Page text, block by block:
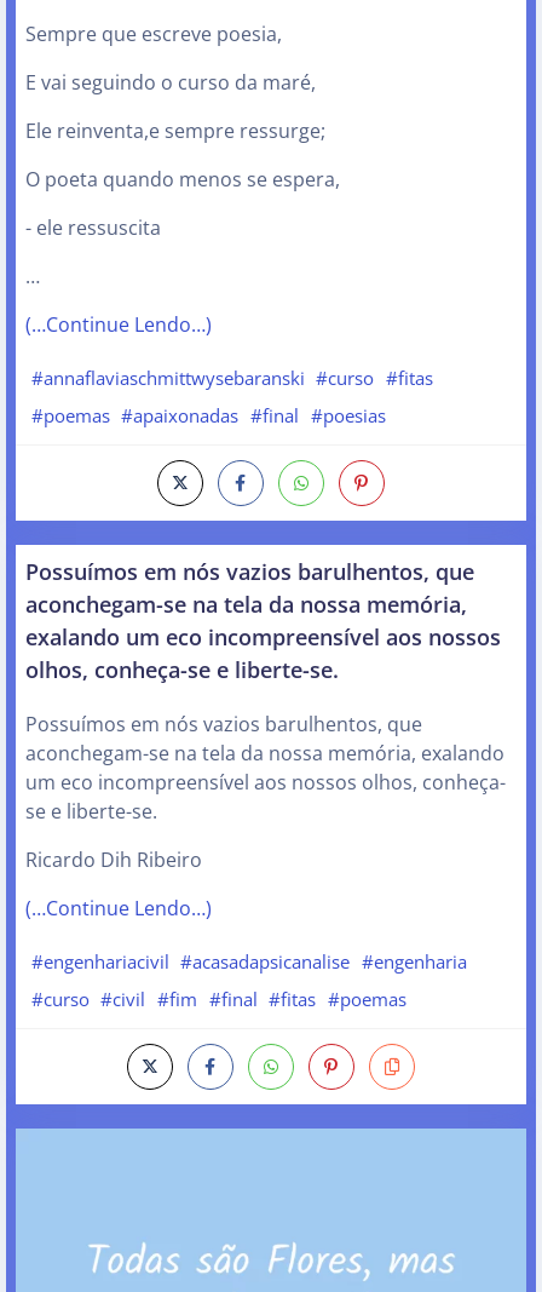
Sempre que escreve poesia,
E vai seguindo o curso da maré,
Ele reinventa,e sempre ressurge;
O poeta quando menos se espera,
- ele ressuscita
…
(…Continue Lendo…)
#annaflaviaschmittwysebaranski #curso #fitas
#poemas #apaixonadas #final #poesias
Possuímos em nós vazios barulhentos, que
aconchegam-se na tela da nossa memória,
exalando um eco incompreensível aos nossos
olhos, conheça-se e liberte-se.
Possuímos em nós vazios barulhentos, que
aconchegam-se na tela da nossa memória, exalando
um eco incompreensível aos nossos olhos, conheça-
se e liberte-se.
Ricardo Dih Ribeiro
(…Continue Lendo…)
#engenhariacivil #acasadapsicanalise #engenharia
#curso #civil #fim #final #fitas #poemas